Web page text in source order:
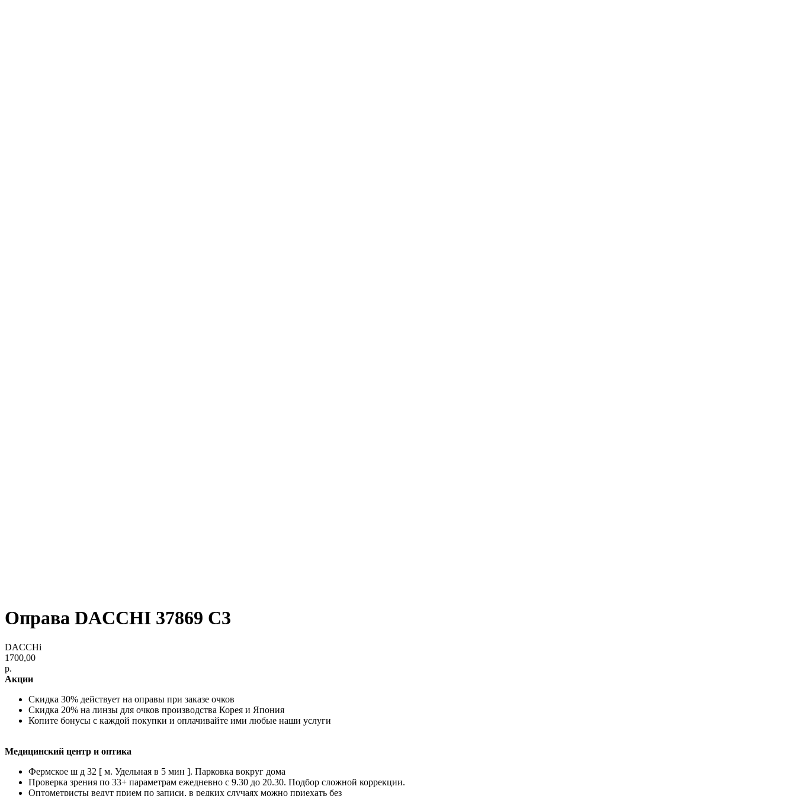
Оправа DACCHI 37869 C3
DACCHi
1700,00
р.
Акции
Скидка 30% действует на оправы при заказе очков
Скидка 20% на линзы для очков производства Корея и Япония
Копите бонусы с каждой покупки и оплачивайте ими любые наши услуги
Медицинский центр и оптика
Фермское ш д 32 [ м. Удельная в 5 мин ]. Парковка вокруг дома
Проверка зрения по 33+ параметрам ежедневно с 9.30 до 20.30. Подбор сложной коррекции.
Оптометристы ведут прием по записи, в редких случаях можно приехать без